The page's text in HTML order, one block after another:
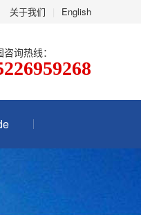
关于我们 English
询热线：